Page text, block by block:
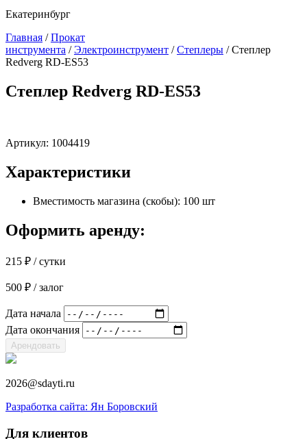
Екатеринбург
Главная /Прокат
инструмента /Электроинструмент /Степлеры / Степлер
Redverg RD-ES53
Степлер Redverg RD-ES53
Артикул: 1004419
Характеристики
Вместимость магазина (скобы): 100 шт
Оформить аренду:
215 ₽ / сутки
500 ₽ / залог
Дата начала
Дата окончания
Арендовать
2026@sdayti.ru
Разработка сайта: Ян Боровский
Для клиентов